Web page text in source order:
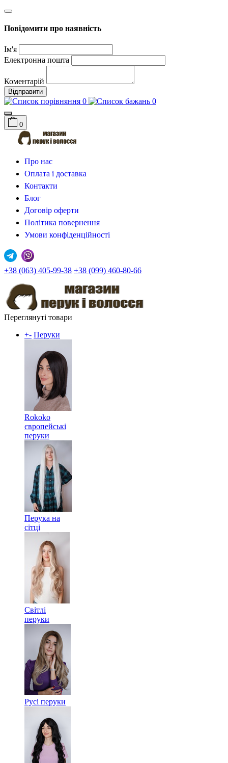
Повідомити про наявність
Ім'я
Електронна пошта
Коментарій
Відправити
0 0
0
Про нас
Оплата і доставка
Контакти
Блог
Договір оферти
Політика повернення
Умови конфіденційності
+38 (063) 405-99-38 +38 (099) 460-80-66
Переглянуті товари
+- Перуки
Rokoko
європейські
перуки
Перука на
сітці
Світлі
перуки
Русі перуки